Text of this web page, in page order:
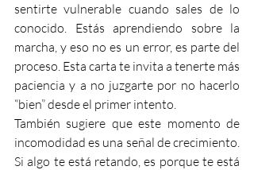
sentirte vulnerable cuando sales de lo
conocido. Estás aprendiendo sobre la
marcha, y eso no es un error, es parte del
proceso. Esta carta te invita a tenerte más
paciencia y a no juzgarte por no hacerlo
“bien” desde el primer intento.
También sugiere que este momento de
incomodidad es una señal de crecimiento.
Si algo te está retando, es porque te está